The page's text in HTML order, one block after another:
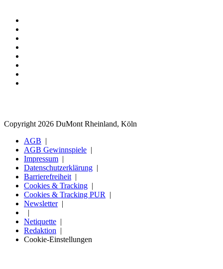
Copyright 2026 DuMont Rheinland, Köln
AGB
AGB Gewinnspiele
Impressum
Datenschutzerklärung
Barrierefreiheit
Cookies & Tracking
Cookies & Tracking PUR
Newsletter
Netiquette
Redaktion
Cookie-Einstellungen